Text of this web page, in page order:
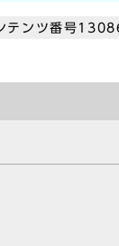
テンツ番号